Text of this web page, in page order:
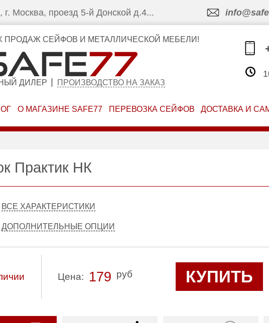
г. Москва, проезд 5-й Донской д.4...
СЕЙФОВ И МЕТАЛЛИЧЕСКОЙ МЕБЕЛИ!
ДИЛЕР ПРОИЗВОДСТВО НА ЗАКАЗ
О МАГАЗИНЕ SAFE77 ПЕРЕВОЗКА СЕЙФОВ ДОСТАВКА И
Практик НК
ВСЕ ХАРАКТЕРИСТИКИ
ДОПОЛНИТЕЛЬНЫЕ ОПЦИИ
Цена: 179 руб КУПИТЬ